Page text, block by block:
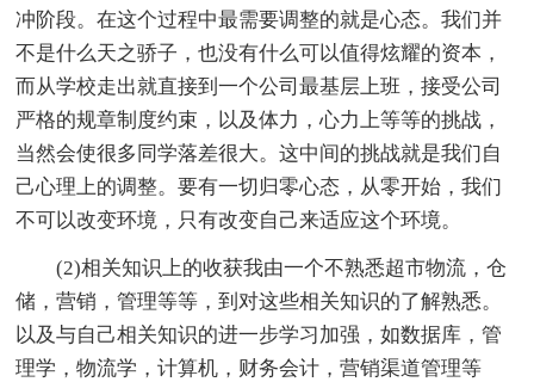
冲阶段。在这个过程中最需要调整的就是心态。我们并
不是什么天之骄子，也没有什么可以值得炫耀的资本，
而从学校走出就直接到一个公司最基层上班，接受公司
严格的规章制度约束，以及体力，心力上等等的挑战，
当然会使很多同学落差很大。这中间的挑战就是我们自
己心理上的调整。要有一切归零心态，从零开始，我们
不可以改变环境，只有改变自己来适应这个环境。
(2)相关知识上的收获我由一个不熟悉超市物流，仓
储，营销，管理等等，到对这些相关知识的了解熟悉。
以及与自己相关知识的进一步学习加强，如数据库，管
理学，物流学，计算机，财务会计，营销渠道管理等